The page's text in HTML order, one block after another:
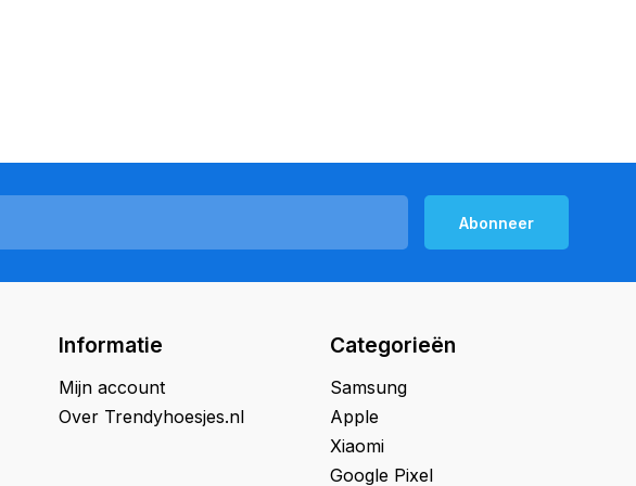
Abonneer
Informatie
Mijn account
Over Trendyhoesjes.nl
Categorieën
Samsung
Apple
Xiaomi
Google Pixel